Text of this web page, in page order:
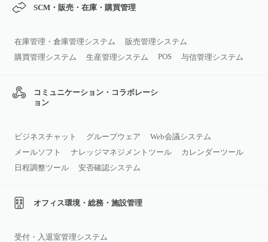
SCM・販売・在庫・購買管理
在庫管理・倉庫管理システム
販売管理システム
購買管理システム
生産管理システム POS 与信管理システム
コミュニケーション・コラボレーシ
ョン
ビジネスチャット グループウェア
Web会議システム
メールソフト
ナレッジマネジメントツール
カレンダーツール
日程調整ツール
安否確認システム
オフィス環境・総務・施設管理
受付・入退室管理システム